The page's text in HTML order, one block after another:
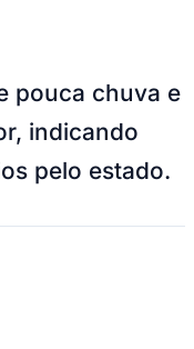
pouca chuva e
indicando
pelo estado.